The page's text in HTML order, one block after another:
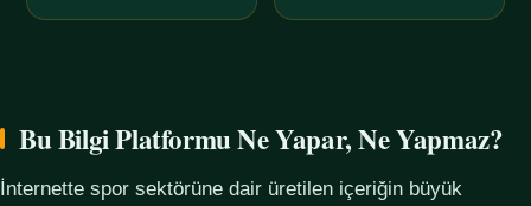
Bu Bilgi Platformu Ne Yapar, Ne Yapmaz?
İnternette spor sektörüne dair üretilen içeriğin büyük